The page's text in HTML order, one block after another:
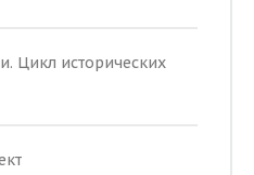
Цикл исторических